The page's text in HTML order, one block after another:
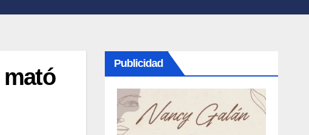
Publicidad